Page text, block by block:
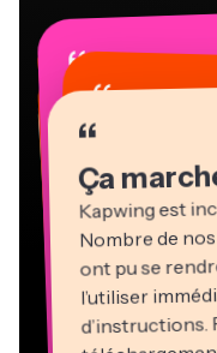
“
Ça
Kapwing est
Nombre de
ont pu se
l’utiliser
d’instructions.
“
“
“
“
“
“
“